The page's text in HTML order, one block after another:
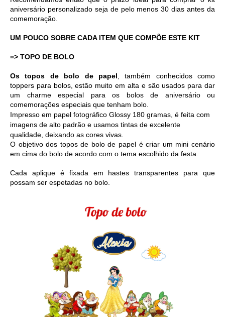
aniversário personalizado seja de pelo menos 30 dias antes da
comemoração.
UM POUCO SOBRE CADA ITEM QUE COMPÕE ESTE KIT
=> TOPO DE BOLO
Os topos de bolo de papel, também conhecidos como
toppers para bolos, estão muito em alta e são usados para dar
um charme especial para os bolos de aniversário ou
comemorações especiais que tenham bolo.
Impresso em papel fotográfico Glossy 180 gramas, é feita com
imagens de alto padrão e usamos tintas de excelente
qualidade, deixando as cores vivas.
O objetivo dos topos de bolo de papel é criar um mini cenário
em cima do bolo de acordo com o tema escolhido da festa.
Cada aplique é fixada em hastes transparentes para que
possam ser espetadas no bolo.